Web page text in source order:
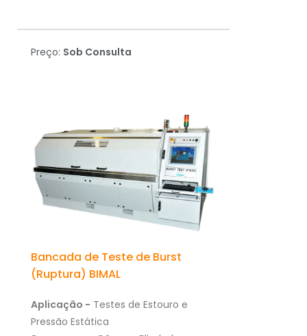
Preço: Sob Consulta
Bancada de Teste de Burst
(Ruptura) BIMAL
Aplicação - Testes de Estouro e
Pressão Estática